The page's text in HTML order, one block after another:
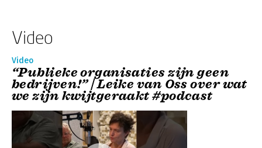
Video
Video
“Publieke organisaties zijn geen
bedrijven!” | Leike van Oss over wat
we zijn kwijtgeraakt #podcast